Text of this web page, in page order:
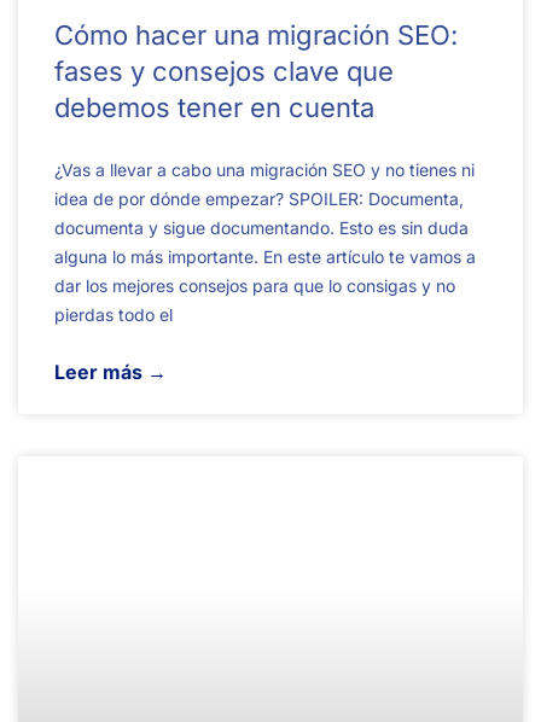
Cómo hacer una migración SEO:
fases y consejos clave que
debemos tener en cuenta
¿Vas a llevar a cabo una migración SEO y no tienes ni
idea de por dónde empezar? SPOILER: Documenta,
documenta y sigue documentando. Esto es sin duda
alguna lo más importante. En este artículo te vamos a
dar los mejores consejos para que lo consigas y no
pierdas todo el
Leer más →